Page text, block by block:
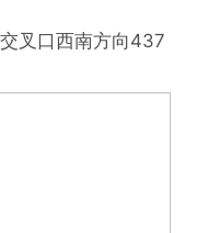
叉口西南方向437